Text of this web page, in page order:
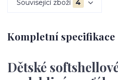
Související zboží 4
Kompletní specifikace
Dětské